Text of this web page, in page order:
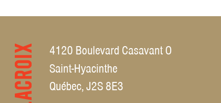
*Option santé : substituer la mayonnaise par du yogourt nature
grec !
4120 Boulevard Casavant O
Saint-Hyacinthe
Québec, J2S 8E3